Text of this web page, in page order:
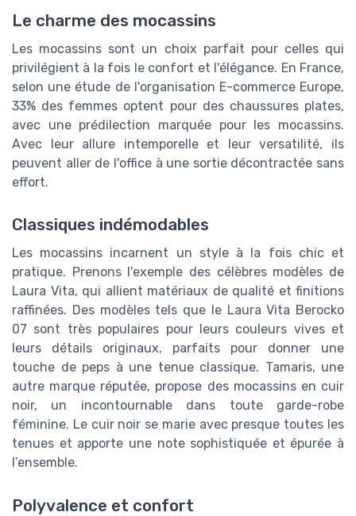
Le charme des mocassins
Les mocassins sont un choix parfait pour celles qui
privilégient à la fois le confort et l'élégance. En France,
selon une étude de l'organisation E-commerce Europe,
33% des femmes optent pour des chaussures plates,
avec une prédilection marquée pour les mocassins.
Avec leur allure intemporelle et leur versatilité, ils
peuvent aller de l'office à une sortie décontractée sans
effort.
Classiques indémodables
Les mocassins incarnent un style à la fois chic et
pratique. Prenons l'exemple des célèbres modèles de
Laura Vita, qui allient matériaux de qualité et finitions
raffinées. Des modèles tels que le Laura Vita Berocko
07 sont très populaires pour leurs couleurs vives et
leurs détails originaux, parfaits pour donner une
touche de peps à une tenue classique. Tamaris, une
autre marque réputée, propose des mocassins en cuir
noir, un incontournable dans toute garde-robe
féminine. Le cuir noir se marie avec presque toutes les
tenues et apporte une note sophistiquée et épurée à
l’ensemble.
Polyvalence et confort